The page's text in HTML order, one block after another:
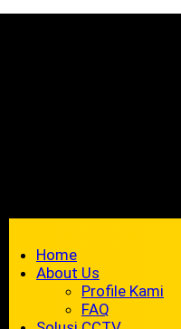
Home
About Us
Profile Kami
FAQ